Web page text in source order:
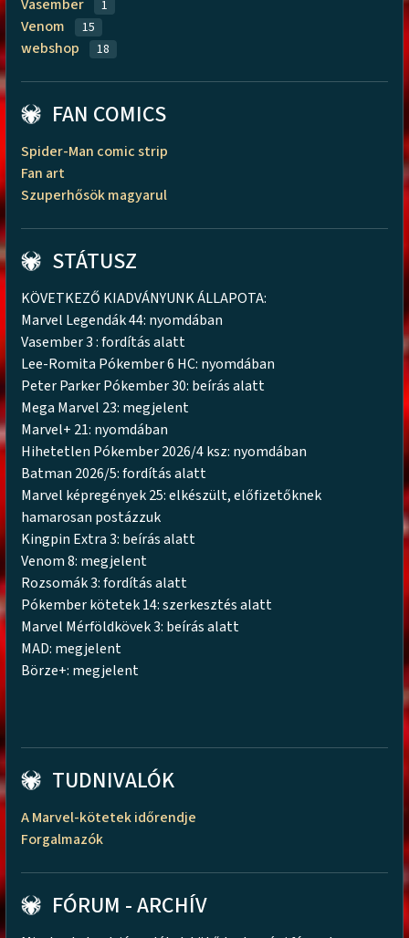
Vasember 1
Venom 15
webshop 18
FAN COMICS
Spider-Man comic strip
Fan art
Szuperhősök magyarul
STÁTUSZ
KÖVETKEZŐ KIADVÁNYUNK ÁLLAPOTA:
Marvel Legendák 44: nyomdában
Vasember 3 : fordítás alatt
Lee-Romita Pókember 6 HC: nyomdában
Peter Parker Pókember 30: beírás alatt
Mega Marvel 23: megjelent
Marvel+ 21: nyomdában
Hihetetlen Pókember 2026/4 ksz: nyomdában
Batman 2026/5: fordítás alatt
Marvel képregények 25: elkészült, előfizetőknek
hamarosan postázzuk
Kingpin Extra 3: beírás alatt
Venom 8: megjelent
Rozsomák 3: fordítás alatt
Pókember kötetek 14: szerkesztés alatt
Marvel Mérföldkövek 3: beírás alatt
MAD: megjelent
Börze+: megjelent
TUDNIVALÓK
A Marvel-kötetek időrendje
Forgalmazók
FÓRUM - ARCHÍV